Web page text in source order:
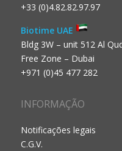
+33 (0)4.82.82.97.97
Biotime UAE
Bldg 3W – unit 512 Al
Free Zone – Dubai
+971 (0)45 477 282
INFORMAÇÃO
Notificações legais
C.G.V.